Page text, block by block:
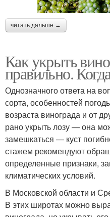
читать дальше →
Как укрыть
правильно.
Однозначного ответа на
сорта, особенностей
возраста винограда и от
рано укрыть лозу — она
замешкаться — куст
стажем рекомендуют
определенные признаки,
климатических условий.
В Московской области и
В этих широтах можно